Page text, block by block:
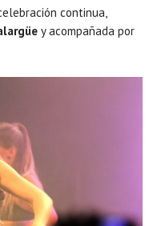
continua,
y acompañada por